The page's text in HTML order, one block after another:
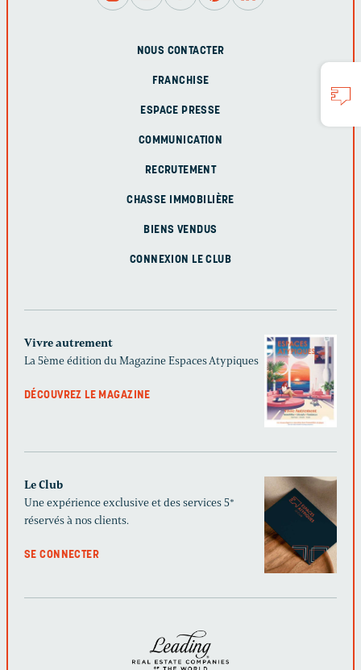
NOUS CONTACTER
FRANCHISE
ESPACE PRESSE
COMMUNICATION
RECRUTEMENT
CHASSE IMMOBILIÈRE
BIENS VENDUS
CONNEXION LE CLUB
Vivre autrement
La 5ème édition du Magazine Espaces Atypiques
DÉCOUVREZ LE MAGAZINE
Le Club
Une expérience exclusive et des services 5*
réservés à nos clients.
SE CONNECTER